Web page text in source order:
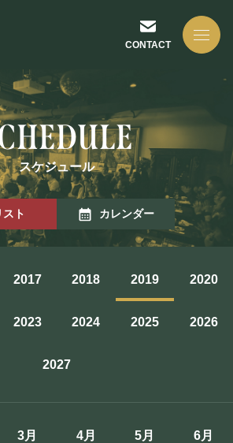
CONTACT
スケジュール
スト カレンダー
2017 2018 2019 2020
2023 2024 2025 2026
2027
3月 4月 5月 6月